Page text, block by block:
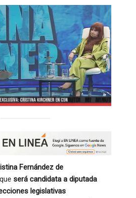
Fernández de
será candidata a diputada
legislativas